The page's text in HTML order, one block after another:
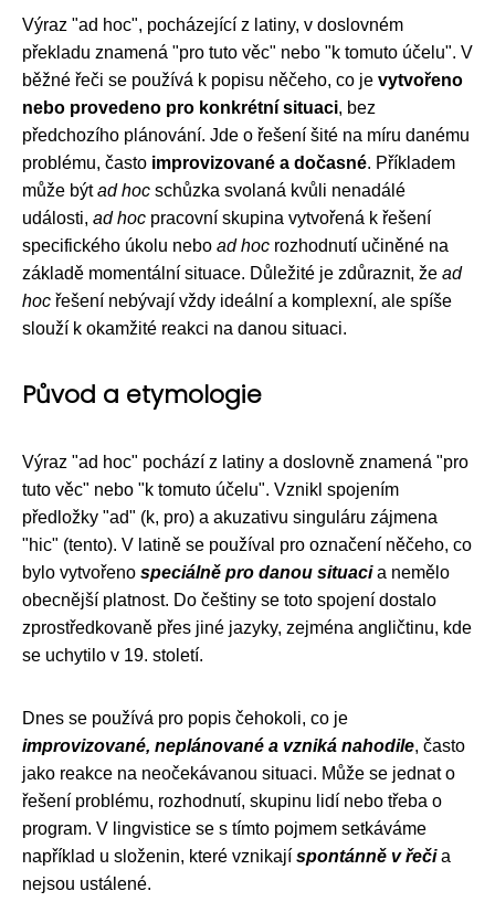
Výraz "ad hoc", pocházející z latiny, v doslovném
překladu znamená "pro tuto věc" nebo "k tomuto účelu". V
běžné řeči se používá k popisu něčeho, co je vytvořeno
nebo provedeno pro konkrétní situaci, bez
předchozího plánování. Jde o řešení šité na míru danému
problému, často improvizované a dočasné. Příkladem
může býtad hoc schůzka svolaná kvůli nenadálé
události, ad hoc pracovní skupina vytvořená k řešení
specifického úkolu nebo ad hoc rozhodnutí učiněné na
základě momentální situace. Důležité je zdůraznit, že ad
hoc řešení nebývají vždy ideální a komplexní, ale spíše
slouží k okamžité reakci na danou situaci.
Původ a etymologie
Výraz "ad hoc" pochází z latiny a doslovně znamená "pro
tuto věc" nebo "k tomuto účelu". Vznikl spojením
předložky "ad" (k, pro) a akuzativu singuláru zájmena
"hic" (tento). V latině se používal pro označení něčeho, co
bylo vytvořeno speciálně pro danou situacia nemělo
obecnější platnost. Do češtiny se toto spojení dostalo
zprostředkovaně přes jiné jazyky, zejména angličtinu, kde
se uchytilo v 19. století.
Dnes se používá pro popis čehokoli, co je
improvizované, neplánované a vzniká nahodile, často
jako reakce na neočekávanou situaci. Může se jednat o
řešení problému, rozhodnutí, skupinu lidí nebo třeba o
program. V lingvistice se s tímto pojmem setkáváme
například u složenin, které vznikají spontánně v řečia
nejsou ustálené.